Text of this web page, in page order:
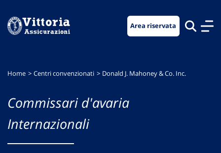
menu
contenuto
footer
Area riservata
Home Centri convenzionati Donald J. Mahoney & Co. Inc.
Commissari d'avaria
Internazionali